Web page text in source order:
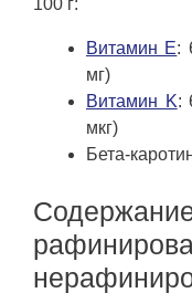
100 г:
Витамин E:
мг)
Витамин K:
мкг)
Бета-